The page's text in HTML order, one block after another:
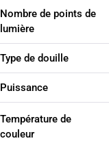
Nombre de points de
lumière
Type de douille
Puissance
Température de
couleur